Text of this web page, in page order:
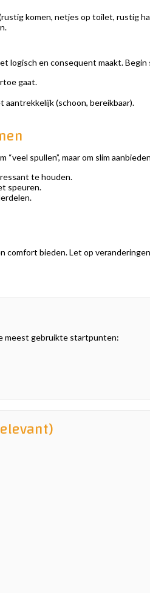
komen, netjes op toilet, rustig
en consequent maakt.
gaat.
aantrekkelijk (schoon, bereikbaar).
spullen”, maar om slim
te houden.
speuren.
comfort bieden. Let op
meest gebruikte startpunten: